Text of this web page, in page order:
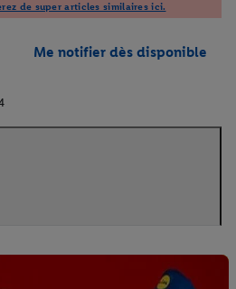
de super articles similaires ici.
Me notifier dès disponible